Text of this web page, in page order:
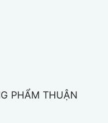
PHẨM THUẬN